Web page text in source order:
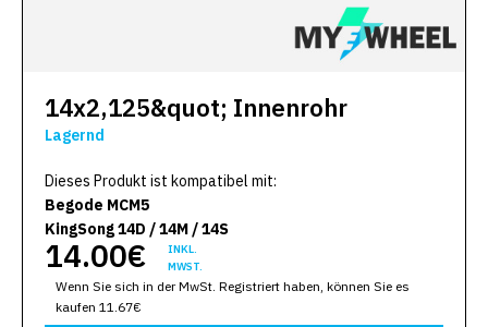
14x2,125&quot; Innenrohr
Lagernd
Dieses Produkt ist kompatibel mit:
Begode MCM5
KingSong 14D / 14M / 14S
14.00€
INKL.
MWST.
Wenn Sie sich in der MwSt. Registriert haben, können Sie es
kaufen 11.67€